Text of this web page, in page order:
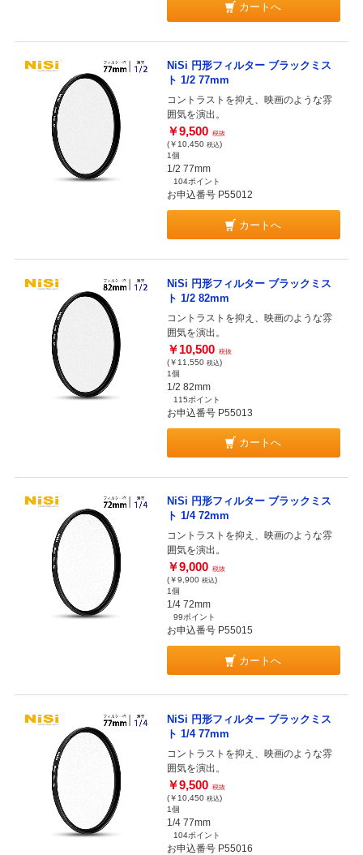
カートへ
NiSi 円形フィルター ブラックミス
ト 1/2 77mm
コントラストを抑え、映画のような雰
囲気を演出。
￥9,500 税抜
(￥10,450 税込)
1個
1/2 77mm
104ポイント
お申込番号 P55012
カートへ
NiSi 円形フィルター ブラックミス
ト 1/2 82mm
コントラストを抑え、映画のような雰
囲気を演出。
￥10,500 税抜
(￥11,550 税込)
1個
1/2 82mm
115ポイント
お申込番号 P55013
カートへ
NiSi 円形フィルター ブラックミス
ト 1/4 72mm
コントラストを抑え、映画のような雰
囲気を演出。
￥9,000 税抜
(￥9,900 税込)
1個
1/4 72mm
99ポイント
お申込番号 P55015
カートへ
NiSi 円形フィルター ブラックミス
ト 1/4 77mm
コントラストを抑え、映画のような雰
囲気を演出。
￥9,500 税抜
(￥10,450 税込)
1個
1/4 77mm
104ポイント
お申込番号 P55016